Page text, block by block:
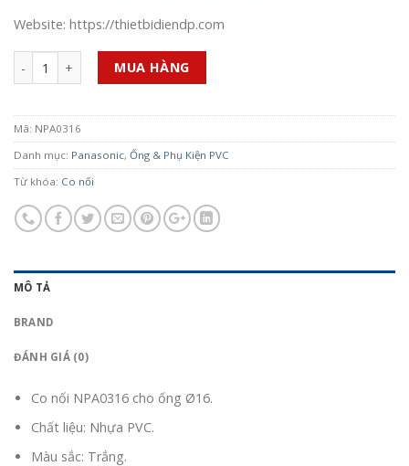
Website: https://thietbidiendp.com
Số lượng MUA HÀNG
Mã: NPA0316
Danh mục: Panasonic, Ống & Phụ Kiện PVC
Từ khóa: Co nối
MÔ TẢ
BRAND
ĐÁNH GIÁ (0)
Co nối NPA0316 cho ống Ø16.
Chất liệu: Nhựa PVC.
Màu sắc: Trắng.